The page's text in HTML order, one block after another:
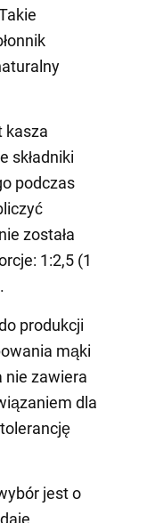
kasza
składniki
podczas
została
1:2,5 (1
produkcji
mąki
nie zawiera
dla
jest o